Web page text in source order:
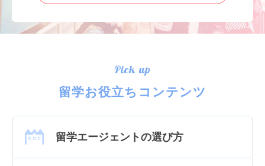
Pick up
留学お役立ちコンテンツ
留学エージェントの選び方